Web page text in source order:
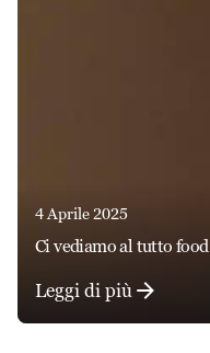
4 Aprile 2025
ci vediamo al tutto food
Leggi di più